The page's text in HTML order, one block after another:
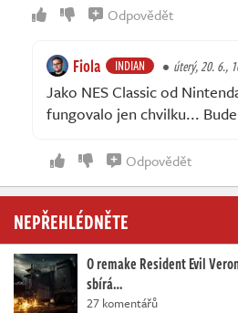
Odpovědět
Fiola INDIAN úterý, 20. 6.,
Jako NES Classic od
fungovalo jen chvilku...
Odpovědět
NEPŘEHLÉDNĚTE
O remake Resident Evil
sbírá…
27 komentářů